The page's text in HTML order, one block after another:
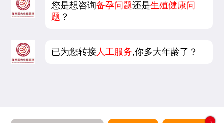
您是想咨询备孕问题还是生殖健康问
题 ？
已为您转接 人工服务,你多大年龄了？
5